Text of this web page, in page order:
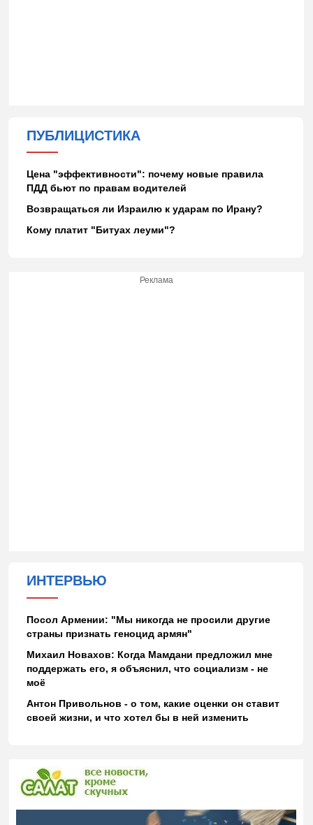
ПУБЛИЦИСТИКА
Цена "эффективности": почему новые правила
ПДД бьют по правам водителей
Возвращаться ли Израилю к ударам по Ирану?
Кому платит "Битуах леуми"?
Реклама
ИНТЕРВЬЮ
Посол Армении: "Мы никогда не просили другие
страны признать геноцид армян"
Михаил Новахов: Когда Мамдани предложил мне
поддержать его, я объяснил, что социализм - не
моё
Антон Привольнов - о том, какие оценки он ставит
своей жизни, и что хотел бы в ней изменить